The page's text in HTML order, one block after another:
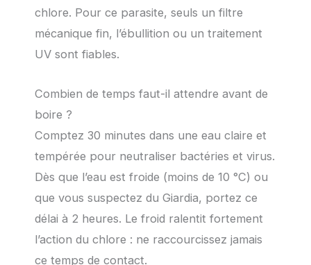
chlore. Pour ce parasite, seuls un filtre
mécanique fin, l’ébullition ou un traitement
UV sont fiables.
Combien de temps faut-il attendre avant de
boire ?
Comptez 30 minutes dans une eau claire et
tempérée pour neutraliser bactéries et virus.
Dès que l’eau est froide (moins de 10 °C) ou
que vous suspectez du Giardia, portez ce
délai à 2 heures. Le froid ralentit fortement
l’action du chlore : ne raccourcissez jamais
ce temps de contact.